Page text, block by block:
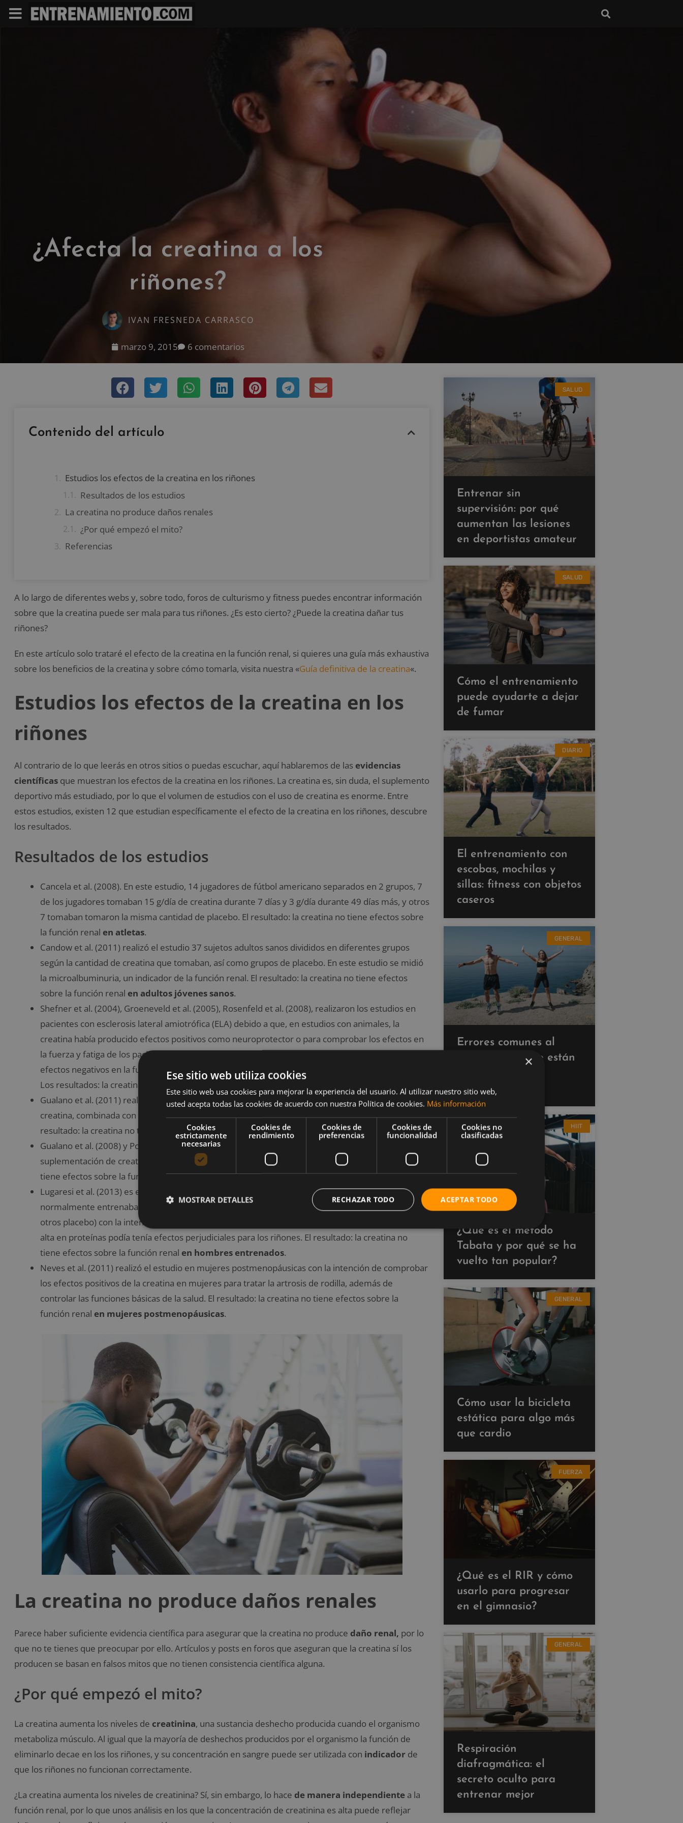
¿Afecta la creatina a los
riñones?
IVAN FRESNEDA CARRASCO
marzo 9, 2015 6 comentarios
Contenido del artículo
Estudios los efectos de la creatina en los riñones
Resultados de los estudios
La creatina no produce daños renales
¿Por qué empezó el mito?
Referencias
A lo largo de diferentes webs y, sobre todo, foros de culturismo y fitness puedes encontrar información
sobre que la creatina puede ser mala para tus riñones. ¿Es esto cierto? ¿Puede la creatina dañar tus
riñones?
En este artículo solo trataré el efecto de la creatina en la función renal, si quieres una guía más exhaustiva
sobre los beneficios de la creatina y sobre cómo tomarla, visita nuestra «Guía definitiva de la creatina«.
Estudios los efectos de la creatina en los
riñones
Al contrario de lo que leerás en otros sitios o puedas escuchar, aquí hablaremos de las evidencias
científicas que muestran los efectos de la creatina en los riñones. La creatina es, sin duda, el suplemento
deportivo más estudiado, por lo que el volumen de estudios con el uso de creatina es enorme. Entre
estos estudios, existen 12 que estudian específicamente el efecto de la creatina en los riñones, descubre
los resultados.
Resultados de los estudios
Cancela et al. (2008). En este estudio, 14 jugadores de fútbol americano separados en 2 grupos, 7
de los jugadores tomaban 15 g/día de creatina durante 7 días y 3 g/día durante 49 días más, y otros
7 tomaban tomaron la misma cantidad de placebo. El resultado: la creatina no tiene efectos sobre
la función renal en atletas.
Candow et al. (2011) realizó el estudio 37 sujetos adultos sanos divididos en diferentes grupos
según la cantidad de creatina que tomaban, así como grupos de placebo. En este estudio se midió
la microalbuminuria, un indicador de la función renal. El resultado: la creatina no tiene efectos
sobre la función renal en adultos jóvenes sanos.
Shefner et al. (2004), Groeneveld et al. (2005), Rosenfeld et al. (2008), realizaron los estudios en
pacientes con esclerosis lateral amiotrófica (ELA) debido a que, en estudios con animales, la
creatina había producido efectos positivos como neuroprotector o para comprobar los efectos en
la fuerza y fatiga de los pacientes. En estos estudios se comprobaba si la creatina produciría
efectos negativos en la función renal si los pacientes con ELA recibían suplementación de creatina.
Los resultados: la creatina no tiene efectos sobre la función renal
Gualano et al. (2011) realizó el estudio en 25 sujetos con diabetes tipo 2 para comprobar si la
creatina, combinada con actividad física, tenía un impacto positivo en el control glucémico. El
resultado: la creatina no tiene efectos sobre la función renalen pacientes con diabetes tipo 2.
Gualano et al. (2008) y Poortmanset al (2005) estudiaron directamente el efecto de la
suplementación de creatina en la función renal, en hombres sanos. Los resultados: la creatina no
tiene efectos sobre la función renalen hombres sanos.
Lugaresi et al. (2013) es el estudio más moderno sobre este tema. En él, 26 hombres que
normalmente entrenaban con pesas fueron divididos en 2 grupos (unos tomaban creatina y los
otros placebo) con la intención de comprobar si la suplementación de creatina junto con una dieta
alta en proteínas podía tenía efectos perjudiciales para los riñones. El resultado: la creatina no
tiene efectos sobre la función renal en hombres entrenados.
Neves et al. (2011) realizó el estudio en mujeres postmenopáusicas con la intención de comprobar
los efectos positivos de la creatina en mujeres para tratar la artrosis de rodilla, además de
controlar las funciones básicas de la salud. El resultado: la creatina no tiene efectos sobre la
función renal en mujeres postmenopáusicas.
La creatina no produce daños renales
Parece haber suficiente evidencia científica para asegurar que la creatina no produce daño renal, por lo
que no te tienes que preocupar por ello. Artículos y posts en foros que aseguran que la creatina sí los
producen se basan en falsos mitos que no tienen consistencia científica alguna.
¿Por qué empezó el mito?
La creatina aumenta los niveles de creatinina, una sustancia deshecho producida cuando el organismo
metaboliza músculo. Al igual que la mayoría de deshechos producidos por el organismo la función de
eliminarlo decae en los los riñones, y su concentración en sangre puede ser utilizada con indicador de
que los riñones no funcionan correctamente.
¿La creatina aumenta los niveles de creatinina? Sí, sin embargo, lo hace de manera independiente a la
función renal, por lo que unos análisis en los que la concentración de creatinina es alta puede reflejar
SALUD
Entrenar sin
supervisión: por qué
aumentan las lesiones
en deportistas amateur
SALUD
Cómo el entrenamiento
puede ayudarte a dejar
de fumar
DIARIO
El entrenamiento con
escobas, mochilas y
sillas: fitness con objetos
caseros
GENERAL
Errores comunes al
hacer cardio que están
resultados
HIIT
¿Qué es el método
Tabata y por qué se ha
vuelto tan popular?
GENERAL
Cómo usar la bicicleta
estática para algo más
que cardio
FUERZA
¿Qué es el RIR y cómo
usarlo para progresar
en el gimnasio?
GENERAL
Respiración
diafragmática: el
secreto oculto para
entrenar mejor
×
Ese sitio web utiliza cookies
Este sitio web usa cookies para mejorar la experiencia del usuario. Al utilizar nuestro sitio web,
usted acepta todas las cookies de acuerdo con nuestra Política de cookies. Más información
Cookies
estrictamente
necesarias
Cookies de
rendimiento
Cookies de
preferencias
Cookies de
funcionalidad
Cookies no
clasificadas
ACEPTAR TODO
RECHAZAR TODO
MOSTRAR DETALLES